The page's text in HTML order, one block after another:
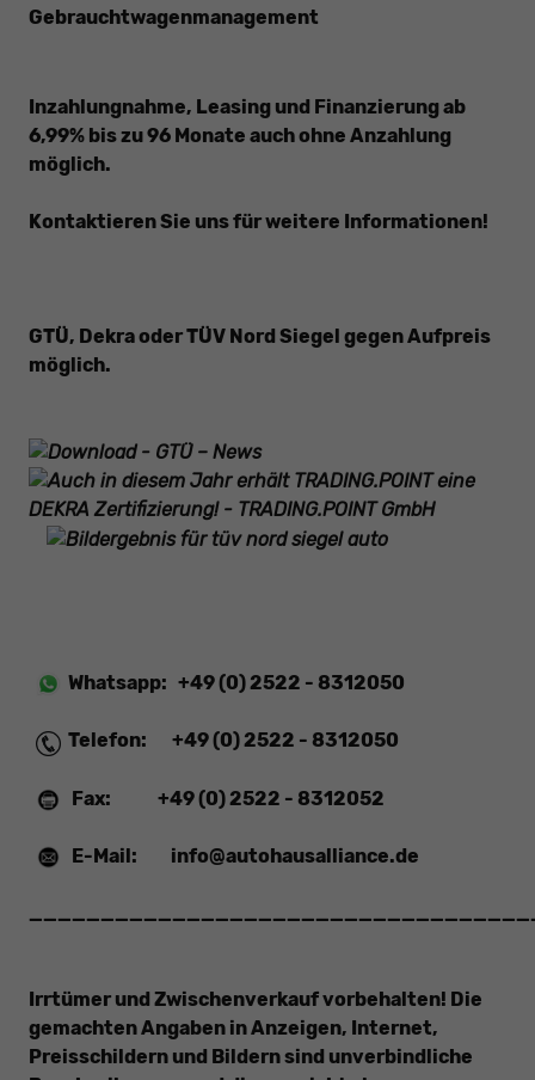
Gebrauchtwagenmanagement
Inzahlungnahme, Leasing und Finanzierung ab
6,99% bis zu 96 Monate auch ohne Anzahlung
möglich.
Kontaktieren Sie uns für weitere Informationen!
GTÜ, Dekra oder TÜV Nord Siegel gegenAufpreis
möglich.
Whatsapp: +49 (0) 2522 - 8312050
Telefon: +49 (0) 2522 - 8312050
Fax: +49 (0) 2522 - 8312052
E-Mail: info@autohausalliance.de
Irrtümer und Zwischenverkauf vorbehalten! Die
gemachten Angaben in Anzeigen, Internet,
Preisschildern und Bildern sind unverbindliche